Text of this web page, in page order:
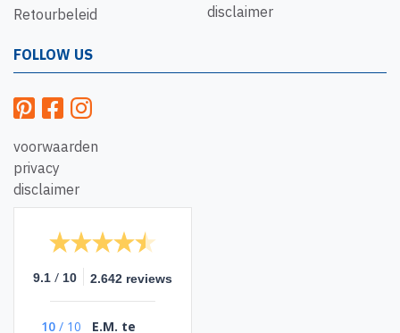
Retourbeleid
disclaimer
FOLLOW US
voorwaarden
privacy
disclaimer
9.1 / 10 2.642 reviews
10 / 10 E.M. te